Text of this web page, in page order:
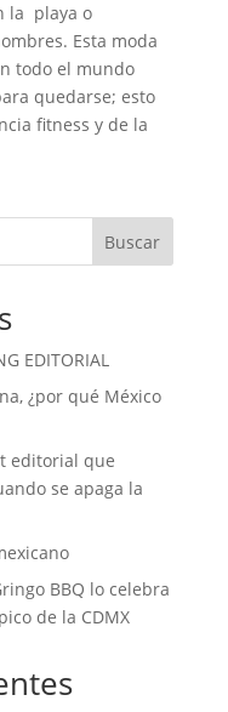
la playa o
Esta moda
todo el mundo
quedarse; esto
fitness y de la
Buscar
EDITORIAL
¿por qué México
editorial que
se apaga la
BBQ lo celebra
de la CDMX